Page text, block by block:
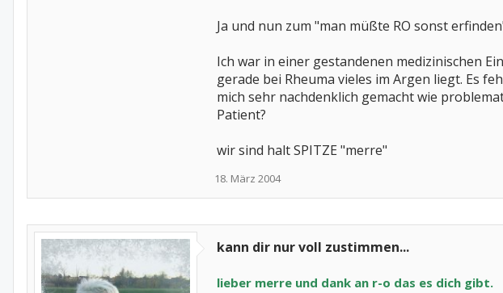
Ja und nun zum "man müßte RO sonst
Ich war in einer gestandenen medizinischen
gerade bei Rheuma vieles im Argen liegt. Es
mich sehr nachdenklich gemacht wie
Patient?
wir sind halt SPITZE "merre"
18. März 2004
kann dir nur voll zustimmen...
lieber merre und dank an r-o das es dich gibt.